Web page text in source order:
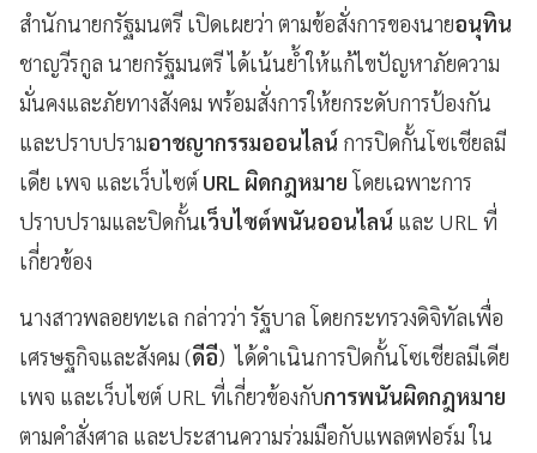
สำนักนายกรัฐมนตรี เปิดเผยว่า ตามข้อสั่งการของนายอนุทิน
ชาญวีรกูล นายกรัฐมนตรี ได้เน้นย้ำให้แก้ไขปัญหาภัยความ
มั่นคงและภัยทางสังคม พร้อมสั่งการให้ยกระดับการป้องกัน
และปราบปรามอาชญากรรมออนไลน์ การปิดกั้นโซเชียลมี
เดีย เพจ และเว็บไซต์ URL ผิดกฎหมายโดยเฉพาะการ
ปราบปรามและปิดกั้นเว็บไซต์พนันออนไลน์ และ URL ที่
เกี่ยวข้อง
นางสาวพลอยทะเล กล่าวว่า รัฐบาล โดยกระทรวงดิจิทัลเพื่อ
เศรษฐกิจและสังคม (ดีอี) ได้ดำเนินการปิดกั้นโซเชียลมีเดีย
เพจ และเว็บไซต์ URL ที่เกี่ยวข้องกับการพนันผิดกฎหมาย
ตามคำสั่งศาล และประสานความร่วมมือกับแพลตฟอร์ม ใน